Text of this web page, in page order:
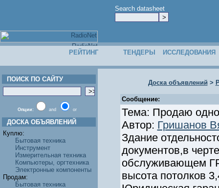
Search datasheet
РЕЙТИНГ ТЕНДЕРЫ ИССЛЕДОВАНИЯ
ПОИСК ПО САЙТУ
Опции: and or
ДОСКА ОБЪЯВЛЕНИЙ
Куплю:
Бытовая техника
Инструмент
Измерительная техника
Компьютеры, оргтехника
Электронные компоненты
Продам:
Бытовая техника
Доска объявлений >
Сообщение:
Тема: Продаю
Автор: Гришанов
Здание
документов,в
обслуживающем
высота потолков